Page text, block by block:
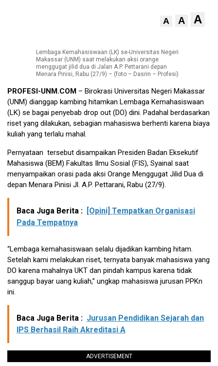
A A A
Lembaga Kemahasiswaan (LK) se-Universitas Negeri
Makassar (UNM) saat melakukan aksi orange
menggugat jilid dua di Jalan A.P. Pettarani depan
Menara Pinisi, Rabu (27/9) – (foto – Dasrin – Profesi)
PROFESI-UNM.COM – Birokrasi Universitas Negeri Makassar
(UNM) dianggap kambing hitamkan Lembaga Kemahasiswaan
(LK) se bagai penyebab drop out (DO) dini. Padahal berdasarkan
riset yang dilakukan, sebagian mahasiswa berhenti karena biaya
kuliah yang terlalu mahal.
Pernyataan tersebut disampaikan Presiden Badan Eksekutif
Mahasiswa (BEM) Fakultas Ilmu Sosial (FIS), Syainal saat
menyampaikan orasi pada aksi Orange Menggugat Jilid Dua di
depan Menara Pinisi Jl. A.P. Pettarani, Rabu (27/9).
Baca Juga Berita :
[Opini] Tempatkan Organisasi
Pada Tempatnya
“Lembaga kemahasiswaan selalu dijadikan kambing hitam.
Setelah kami melakukan riset, ternyata banyak mahasiswa yang
DO karena mahalnya UKT dan pindah kampus karena tidak
sanggup bayar uang kuliah,” ungkap mahasiswa jurusan PPKn
ini.
Baca Juga Berita : Jurusan Pendidikan Sejarah dan
IPS Berhasil Raih Akreditasi A
ADVERTISEMENT